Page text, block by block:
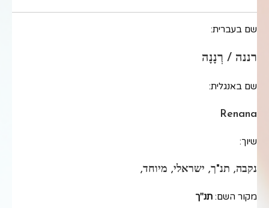
שם בעברית:
רננה / רְנָנָה
שם באנגלית:
Renana
שיוך:
נקבה, תנ"ך, ישראלי, מיוחד,
מקור השם: תנ"ך